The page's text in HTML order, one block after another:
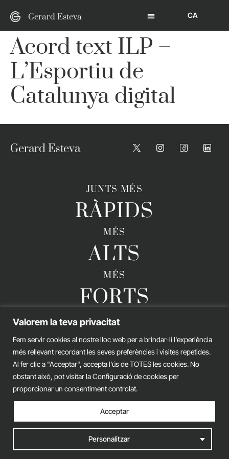
Valorem la teva privacitat
Fem servir cookies al nostre lloc web per a brindar-li l'experiència
més rellevant recordant les seves preferències i visites repetides.
Al fer clic a "Acceptar", accepta l'ús de TOTES les cookies. No
obstant això, pot visitar la Configuració de cookies per
proporcionar un consentiment controlat.
Personalitzar
Acceptar
Gerard Esteva CA
Acord text ILP –
L’Esportiu de
Catalunya digital
Gerard Esteva
JUNTS MÉS
RÀPIDS
MÉS
ALTS
MÉS
FORTS
GERARD ESTEVA © 2026. TOTS ELS DRETS RESERVATS
Avís legalPolítica de privacitat Política de cookies
iònic.web